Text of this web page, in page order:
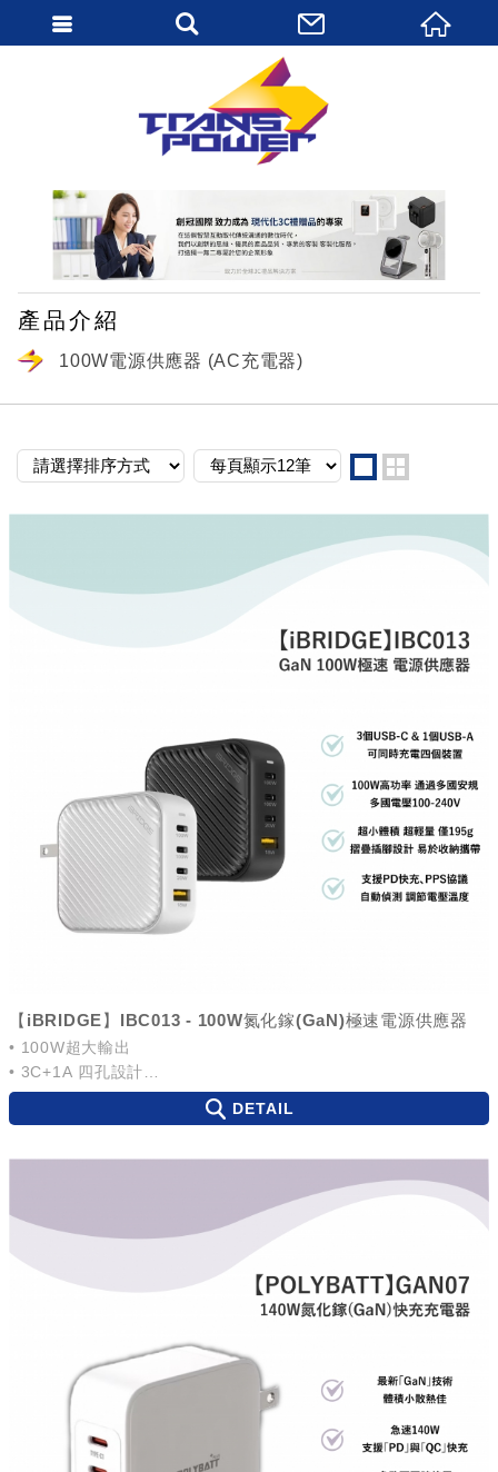
產品介紹
100W電源供應器 (AC充電器)
【iBRIDGE】IBC013 - 100W氮化鎵(GaN)極速電源供應器
• 100W超大輸出
• 3C+1A 四孔設計
• 急速充電
DETAIL
繁體中文